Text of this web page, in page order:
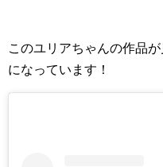
このユリアちゃんの作品
になっています！